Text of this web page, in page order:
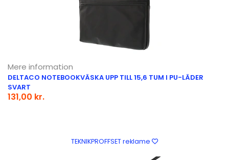
Mere information
DELTACO NOTEBOOKVÄSKA UPP TILL 15,6 TUM I PU-LÄDER
SVART
131,00 kr.
TEKNIKPROFFSET reklame